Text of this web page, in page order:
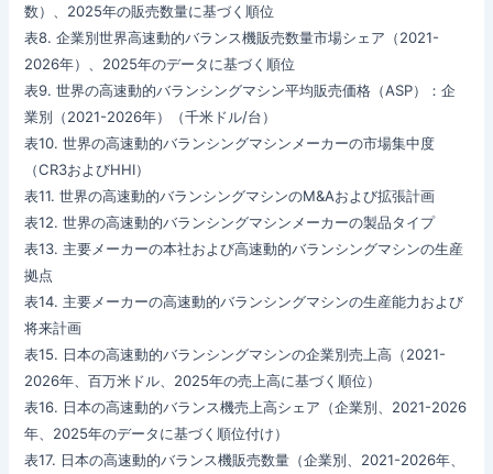
数）、2025年の販売数量に基づく順位
表8. 企業別世界高速動的バランス機販売数量市場シェア（2021-
2026年）、2025年のデータに基づく順位
表9. 世界の高速動的バランシングマシン平均販売価格（ASP）：企
業別（2021-2026年）（千米ドル/台）
表10. 世界の高速動的バランシングマシンメーカーの市場集中度
（CR3およびHHI）
表11. 世界の高速動的バランシングマシンのM&Aおよび拡張計画
表12. 世界の高速動的バランシングマシンメーカーの製品タイプ
表13. 主要メーカーの本社および高速動的バランシングマシンの生産
拠点
表14. 主要メーカーの高速動的バランシングマシンの生産能力および
将来計画
表15. 日本の高速動的バランシングマシンの企業別売上高（2021-
2026年、百万米ドル、2025年の売上高に基づく順位）
表16. 日本の高速動的バランス機売上高シェア（企業別、2021-2026
年、2025年のデータに基づく順位付け）
表17. 日本の高速動的バランス機販売数量（企業別、2021-2026年、